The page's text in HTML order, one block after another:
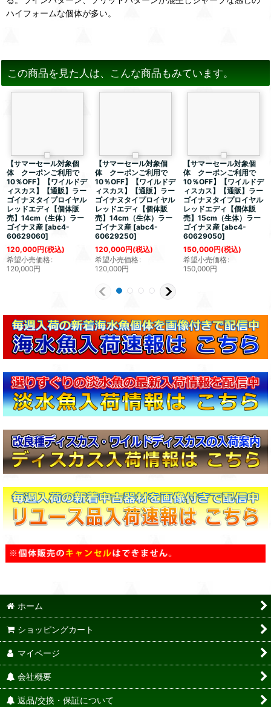
ハイフォームな個体が多い。
この商品を見た人は、こんな商品もみています。
【サマーセール対象個
体 クーポンご利用で
10％OFF】【ワイルドデ
ィスカス】【通販】ラー
ゴイナヌタイプロイヤル
レッドエディ【個体販
売】14cm（生体）ラー
ゴイナヌ産 [abc4-
60629060]
120,000円(税込)
希望小売価格:
120,000円
【サマーセール対象個
体 クーポンご利用で
10％OFF】【ワイルドデ
ィスカス】【通販】ラー
ゴイナヌタイプロイヤル
レッドエディ【個体販
売】14cm（生体）ラー
ゴイナヌ産 [abc4-
60629250]
120,000円(税込)
希望小売価格:
120,000円
【サマーセール対象個
体 クーポンご利用で
10％OFF】【ワイルドデ
ィスカス】【通販】ラー
ゴイナヌタイプロイヤル
レッドエディ【個体販
売】15cm（生体）ラー
ゴイナヌ産 [abc4-
60629050]
150,000円(税込)
希望小売価格:
150,000円
ホーム
ショッピングカート
マイページ
会社概要
返品/交換・保証について